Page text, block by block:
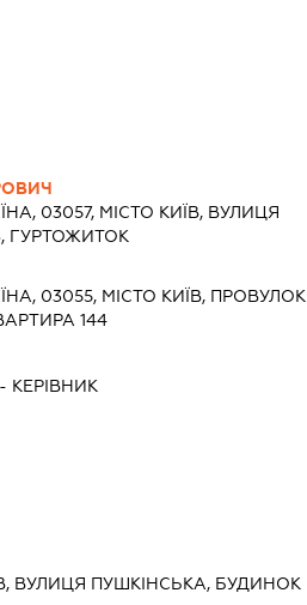
03057, МІСТО КИЇВ, ВУЛИЦЯ
ГУРТОЖИТОК
03055, МІСТО КИЇВ, ПРОВУЛОК
144
- КЕРІВНИК
ВУЛИЦЯ ПУШКІНСЬКА, БУДИНОК